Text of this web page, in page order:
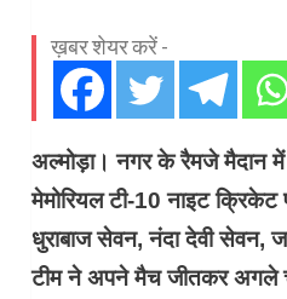
ख़बर शेयर करें -
अल्मोड़ा। नगर के रैमजे मैदान में
मेमोरियल टी-10 नाइट क्रिकेट
धुराबाज सेवन, नंदा देवी सेवन,
टीम ने अपने मैच जीतकर अगले